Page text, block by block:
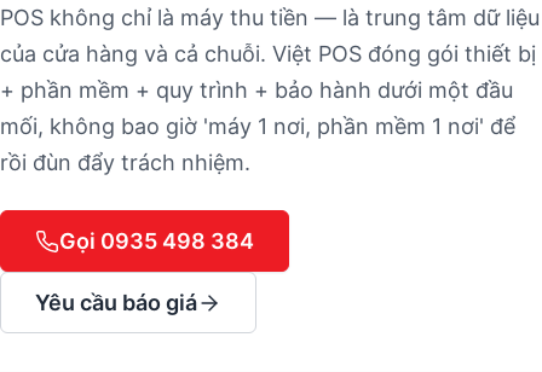
POS không chỉ là máy thu tiền — là trung tâm dữ liệu
của cửa hàng và cả chuỗi. Việt POS đóng gói thiết bị
+ phần mềm + quy trình + bảo hành dưới một đầu
mối, không bao giờ 'máy 1 nơi, phần mềm 1 nơi' để
rồi đùn đẩy trách nhiệm.
Gọi 0935 498 384
Yêu cầu báo giá